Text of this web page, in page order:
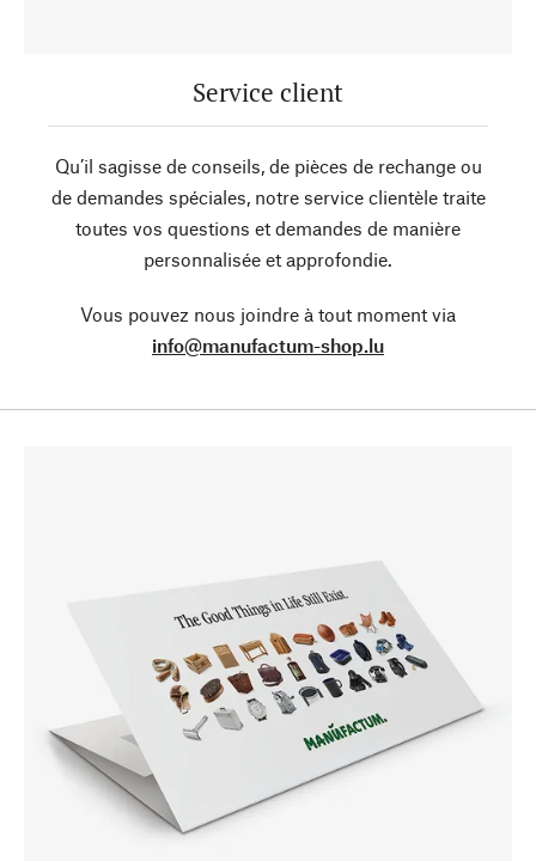
Service client
Qu’il sagisse de conseils, de pièces de rechange ou
de demandes spéciales, notre service clientèle traite
toutes vos questions et demandes de manière
personnalisée et approfondie.
Vous pouvez nous joindre à tout moment via
info@manufactum-shop.lu